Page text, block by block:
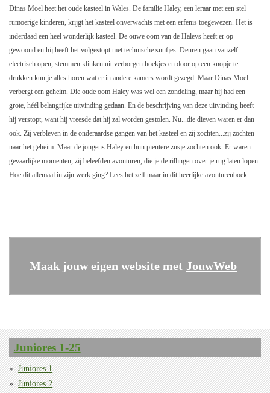
Dinas Moel heet het oude kasteel in Wales. De familie Haley, een leraar met een stel
rumoerige kinderen, krijgt het kasteel onverwachts met een erfenis toegewezen. Het is
inderdaad een heel wonderlijk kasteel. De ouwe oom van de Haleys heeft er op
gewoond en hij heeft het volgestopt met technische snufjes. Deuren gaan vanzelf
electrisch open, stemmen klinken uit verborgen hoekjes en door op een knopje te
drukken kun je alles horen wat er in andere kamers wordt gezegd. Maar Dinas Moel
verbergt een geheim. Die oude oom Haley was wel een zondeling, maar hij had een
grote, héél belangrijke uitvinding gedaan. En de beschrijving van deze uitvinding heeft
hij verstopt, want hij vreesde dat hij zal worden gestolen. Nu...die dieven waren er dan
ook. Zij verbleven in de onderaardse gangen van het kasteel en zij zochten...zij zochten
naar het geheim. Maar de jongens Haley en hun pientere zusje zochten ook. Er waren
gevaarlijke momenten, zij beleefden avonturen, die je de rillingen over je rug laten lopen.
Hoe dit allemaal in zijn werk ging? Lees het zelf maar in dit heerlijke avonturenboek.
Maak jouw eigen website met JouwWeb
Juniores 1-25
Juniores 1
Juniores 2